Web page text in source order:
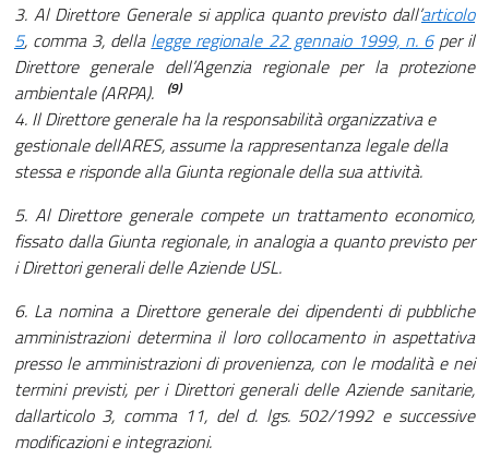
3. Al Direttore Generale si applica quanto previsto dall’articolo
5, comma 3, della legge regionale 22 gennaio 1999, n. 6per il
Direttore generale dell’Agenzia regionale per la protezione
ambientale (ARPA).
(9)
4. Il Direttore generale ha la responsabilità organizzativa e
gestionale dellARES, assume la rappresentanza legale della
stessa e risponde alla Giunta regionale della sua attività.
5. Al Direttore generale compete un trattamento economico,
fissato dalla Giunta regionale, in analogia a quanto previsto per
i Direttori generali delle Aziende USL.
6. La nomina a Direttore generale dei dipendenti di pubbliche
amministrazioni determina il loro collocamento in aspettativa
presso le amministrazioni di provenienza, con le modalità e nei
termini previsti, per i Direttori generali delle Aziende sanitarie,
dallarticolo 3, comma 11, del d. lgs. 502/1992 e successive
modificazioni e integrazioni.